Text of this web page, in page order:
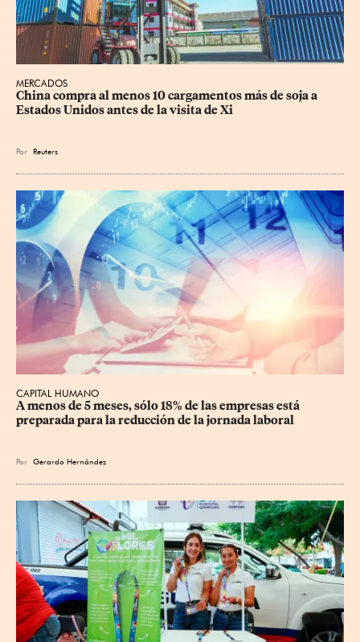
MERCADOS
China compra al menos 10 cargamentos más de soja a
Estados Unidos antes de la visita de Xi
Por Reuters
CAPITAL HUMANO
A menos de 5 meses, sólo 18% de las empresas está
preparada para la reducción de la jornada laboral
Por Gerardo Hernández